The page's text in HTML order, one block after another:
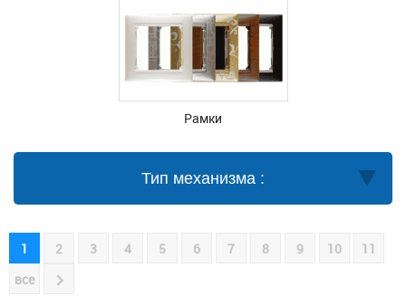
Рамки
Тип механизма :
1 2 3 4 5 6 7 8 9 10
11
все